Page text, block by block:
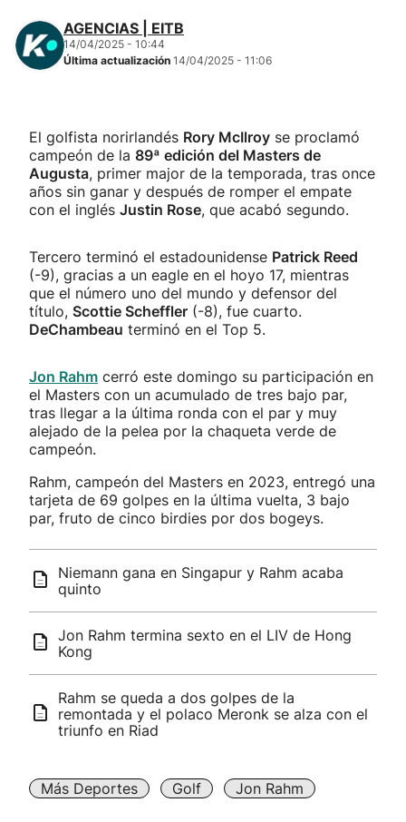
AGENCIAS | EITB
14/04/2025 - 10:44
Última actualización 14/04/2025 - 11:06
El golfista norirlandés Rory McIlroy se proclamó
campeón de la 89ª edición del Masters de
Augusta, primer major de la temporada, tras once
años sin ganar y después de romper el empate
con el inglés Justin Rose, que acabó segundo.
Tercero terminó el estadounidense Patrick Reed
(-9), gracias a un eagle en el hoyo 17, mientras
que el número uno del mundo y defensor del
título, Scottie Scheffler (-8), fue cuarto.
DeChambeau terminó en el Top 5.
Jon Rahm cerró este domingo su participación en
el Masters con un acumulado de tres bajo par,
tras llegar a la última ronda con el par y muy
alejado de la pelea por la chaqueta verde de
campeón.
Rahm, campeón del Masters en 2023, entregó una
tarjeta de 69 golpes en la última vuelta, 3 bajo
par, fruto de cinco birdies por dos bogeys.
Niemann gana en Singapur y Rahm acaba
quinto
Jon Rahm termina sexto en el LIV de Hong
Kong
Rahm se queda a dos golpes de la
remontada y el polaco Meronk se alza con el
triunfo en Riad
Más Deportes Golf Jon Rahm